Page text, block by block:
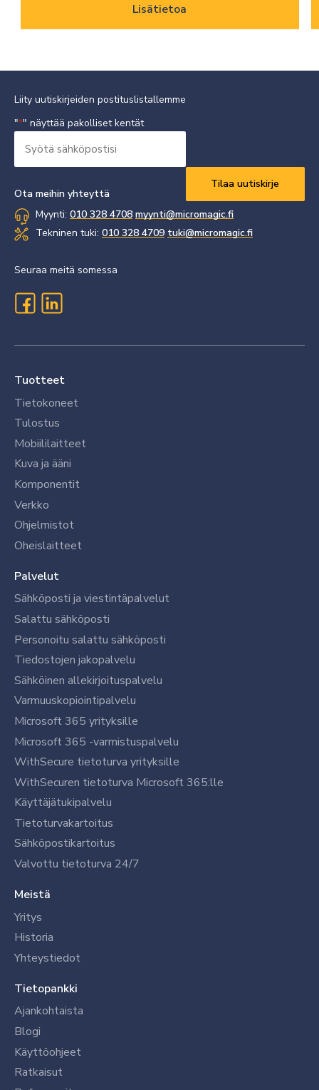
Lisätietoa
Liity uutiskirjeiden postituslistallemme
"*" näyttää pakolliset kentät
sähköpostisi
Ota meihin yhteyttä
Myynti: 010 328 4708 myynti@micromagic.fi
Tekninen tuki: 010 328 4709 tuki@micromagic.fi
Seuraa meitä somessa
Tuotteet
Tietokoneet
Tulostus
Mobiililaitteet
Kuva ja ääni
Komponentit
Verkko
Ohjelmistot
Oheislaitteet
Palvelut
Sähköposti ja viestintäpalvelut
Salattu sähköposti
Personoitu salattu sähköposti
Tiedostojen jakopalvelu
Sähköinen allekirjoituspalvelu
Varmuuskopiointipalvelu
Microsoft 365 yrityksille
Microsoft 365 -varmistuspalvelu
WithSecure tietoturva yrityksille
WithSecuren tietoturva Microsoft 365:lle
Käyttäjätukipalvelu
Tietoturvakartoitus
Sähköpostikartoitus
Valvottu tietoturva 24/7
Meistä
Yritys
Historia
Yhteystiedot
Tietopankki
Ajankohtaista
Blogi
Käyttöohjeet
Ratkaisut